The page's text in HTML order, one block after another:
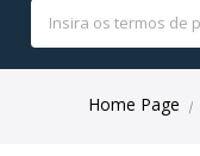
Home Page |